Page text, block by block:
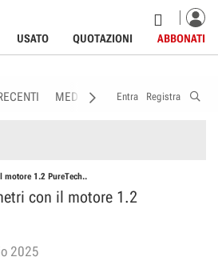
USATO QUOTAZIONI ABBONATI
MEDIA MEMBRI
Entra Registra
1.2 PureTech..
con il motore 1.2
2025